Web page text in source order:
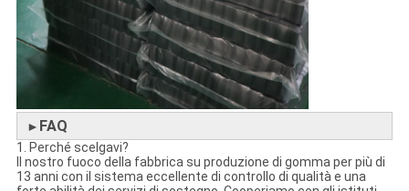
► FAQ
1. Perché scelgavi?
Il nostro fuoco della fabbrica su produzione di gomma per più di
13 anni con il sistema eccellente di controllo di qualità e una